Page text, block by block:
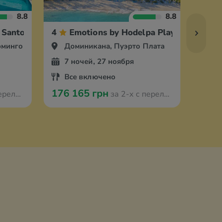
8.8
Domingo Airport
8.8
4 Emotions by Hodelpa Playa Dorada
Доминикана, Пуэрто Плата
7 ночей, 27 ноября
Все включено
176 165 грн за 2-х с перелётом из Варшавы